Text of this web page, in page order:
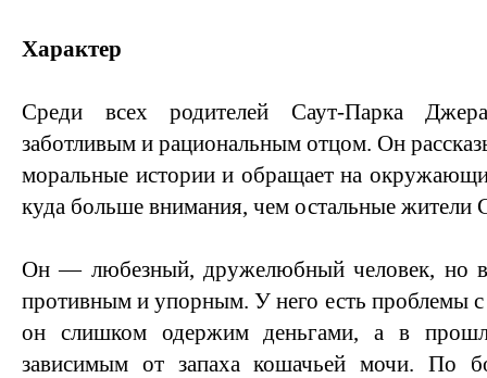
Характер
Среди всех родителей Саут-Парка
заботливым и рациональным отцом. Он
моральные истории и обращает на
куда больше внимания, чем остальные жители
Он — любезный, дружелюбный человек, но
противным и упорным. У него есть проблемы
он слишком одержим деньгами, а в
зависимым от запаха кошачьей мочи. По